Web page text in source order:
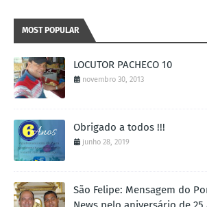
MOST POPULAR
LOCUTOR PACHECO 10
novembro 30, 2013
Obrigado a todos !!!
junho 28, 2019
São Felipe: Mensagem do